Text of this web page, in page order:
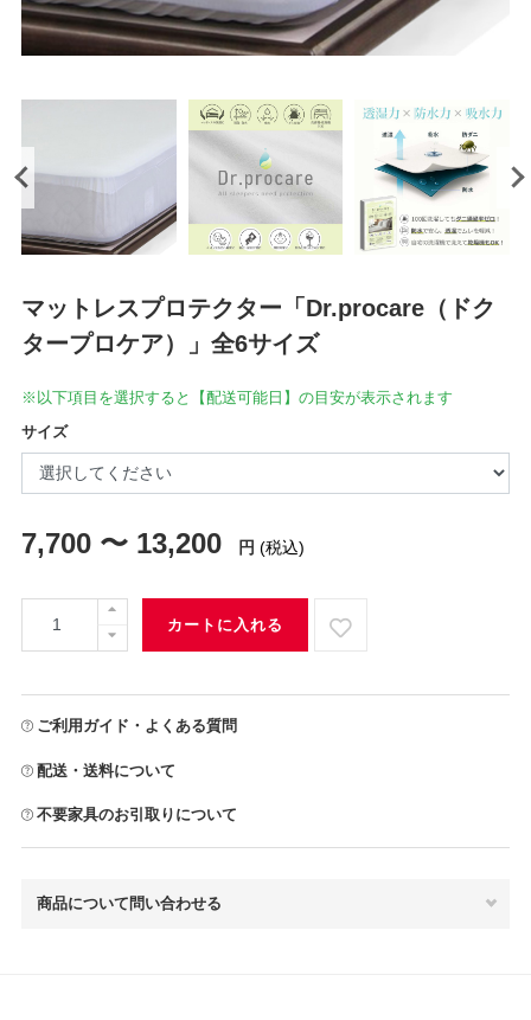
マットレスプロテクター「Dr.procare（ドク
タープロケア）」全6サイズ
※以下項目を選択すると【配送可能日】の目安が表示されます
サイズ
7,700 〜 13,200 円 (税込)
カートに入れる
ご利用ガイド・よくある質問
配送・送料について
不要家具のお引取りについて
商品について問い合わせる